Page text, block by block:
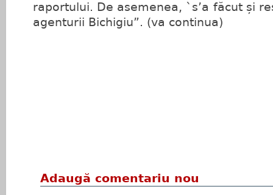
raportului. De asemenea, `s’a făcut și
agenturii Bichigiu”. (va continua)
Adaugă comentariu nou